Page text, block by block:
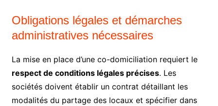
Obligations légales et démarches
administratives nécessaires
La mise en place d’une co-domiciliation requiert le
respect de conditions légales précises. Les
sociétés doivent établir un contrat détaillant les
modalités du partage des locaux et spécifier dans